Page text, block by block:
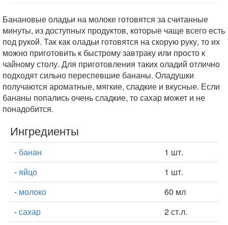
Банановые оладьи на молоке готовятся за считанные
минуты, из доступных продуктов, которые чаще всего есть
под рукой. Так как оладьи готовятся на скорую руку, то их
можно приготовить к быстрому завтраку или просто к
чайному столу. Для приготовления таких оладий отлично
подходят сильно переспевшие бананы. Оладушки
получаются ароматные, мягкие, сладкие и вкусные. Если
бананы попались очень сладкие, то сахар может и не
понадобится.
Ингредиенты
- банан
1 шт.
-яйцо
1 шт.
- молоко
60 мл
-сахар
2 ст.л.